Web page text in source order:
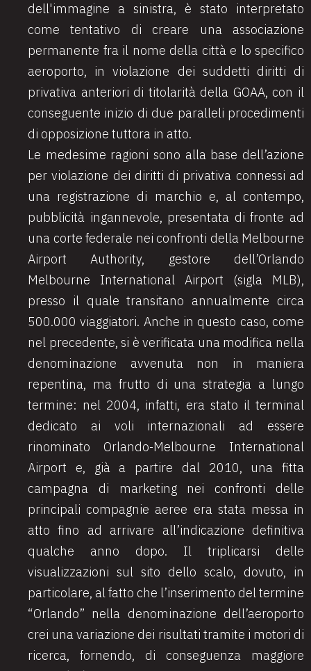
dell'immagine a sinistra, è stato interpretato
come tentativo di creare una associazione
permanente fra il nome della città e lo specifico
aeroporto, in violazione dei suddetti diritti di
privativa anteriori di titolarità della GOAA, con il
conseguente inizio di due paralleli procedimenti
di opposizione tuttora in atto.
Le medesime ragioni sono alla base dell’azione
per violazione dei diritti di privativa connessi ad
una registrazione di marchio e, al contempo,
pubblicità ingannevole, presentata di fronte ad
una corte federale nei confronti della Melbourne
Airport Authority, gestore dell’Orlando
Melbourne International Airport (sigla MLB),
presso il quale transitano annualmente circa
500.000 viaggiatori. Anche in questo caso, come
nel precedente, si è verificata una modifica nella
denominazione avvenuta non in maniera
repentina, ma frutto di una strategia a lungo
termine: nel 2004, infatti, era stato il terminal
dedicato ai voli internazionali ad essere
rinominato Orlando-Melbourne International
Airport e, già a partire dal 2010, una fitta
campagna di marketing nei confronti delle
principali compagnie aeree era stata messa in
atto fino ad arrivare all’indicazione definitiva
qualche anno dopo. Il triplicarsi delle
visualizzazioni sul sito dello scalo, dovuto, in
particolare, al fatto che l’inserimento del termine
“Orlando” nella denominazione dell’aeroporto
crei una variazione dei risultati tramite i motori di
ricerca, fornendo, di conseguenza maggiore